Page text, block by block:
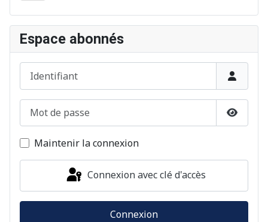
Espace abonnés
Identifiant
Mot de passe
Maintenir la connexion
Connexion avec clé d'accès
Connexion